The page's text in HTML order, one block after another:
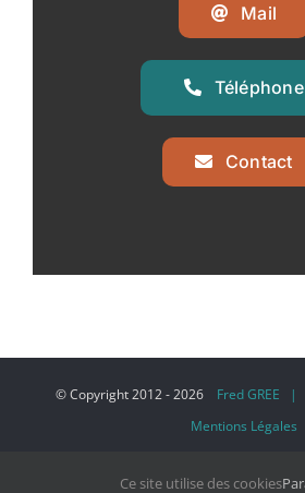
Mail
Téléphone
Contact
© Copyright 2012 -2026 Fred GREE |
Mentions Légales
Ce site utilise des cookies